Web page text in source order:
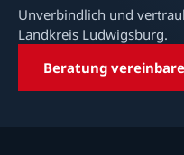
Unverbindlich und
Landkreis Ludwigsburg.
Beratung